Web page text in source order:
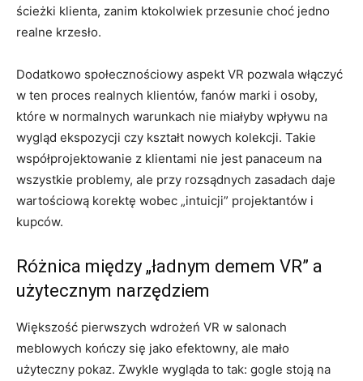
ścieżki klienta, zanim ktokolwiek przesunie choć jedno
realne krzesło.
Dodatkowo społecznościowy aspekt VR pozwala włączyć
w ten proces realnych klientów, fanów marki i osoby,
które w normalnych warunkach nie miałyby wpływu na
wygląd ekspozycji czy kształt nowych kolekcji. Takie
współprojektowanie z klientami nie jest panaceum na
wszystkie problemy, ale przy rozsądnych zasadach daje
wartościową korektę wobec „intuicji” projektantów i
kupców.
Różnica między „ładnym demem VR” a
użytecznym narzędziem
Większość pierwszych wdrożeń VR w salonach
meblowych kończy się jako efektowny, ale mało
użyteczny pokaz. Zwykle wygląda to tak: gogle stoją na